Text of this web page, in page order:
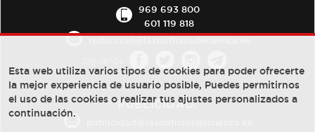
969 693 800
601 119 818
PUBLICIDAD:
Esta web utiliza varios tipos de cookies para poder ofrecerte
la mejor experiencia de usuario posible, Puedes permitirnos
el uso de las cookies o realizar tus ajustes personalizados a
continuación.